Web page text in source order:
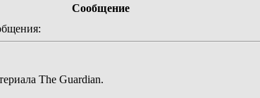
Сообщение
:
The Guardian.